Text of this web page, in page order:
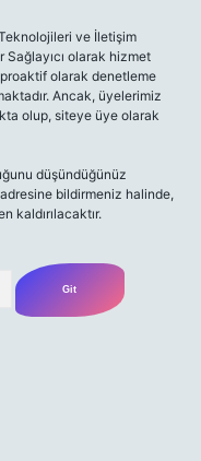
ve İletişim
Sağlayıcı olarak hizmet
olarak denetleme
Ancak, üyelerimiz
olup, siteye üye olarak
düşündüğünüz
adresine bildirmeniz halinde,
kaldırılacaktır.